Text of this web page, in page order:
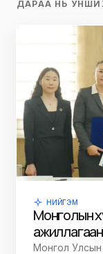
ДАРАА НЬ
НИЙГЭМ
Монголын
Монгол